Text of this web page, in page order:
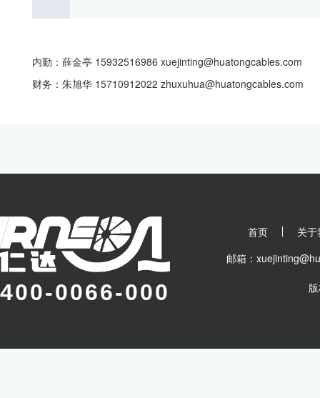
内勤：薛金亭 15932516986 xuejinting@huatongcables.com
财务：朱旭华 15710912022 zhuxuhua@huatongcables.com
400-0066-000
首页
关
邮箱：